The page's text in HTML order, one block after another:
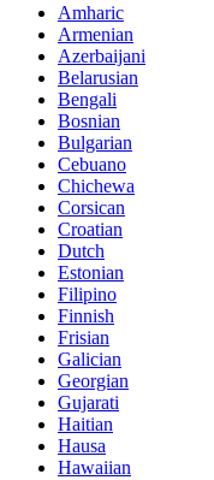
Amharic
Armenian
Azerbaijani
Belarusian
Bengali
Bosnian
Bulgarian
Cebuano
Chichewa
Corsican
Croatian
Dutch
Estonian
Filipino
Finnish
Frisian
Galician
Georgian
Gujarati
Haitian
Hausa
Hawaiian